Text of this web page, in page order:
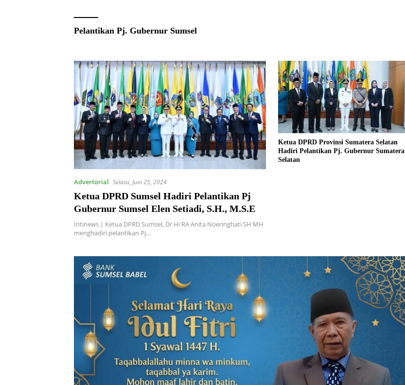
Pelantikan Pj. Gubernur Sumsel
Advertorial Selasa, Juni 25, 2024
Ketua DPRD Sumsel Hadiri Pelantikan Pj
Gubernur Sumsel Elen Setiadi, S.H., M.S.E
Intinews | Ketua DPRD Sumsel, Dr Hi RA Anita Noeringhati SH MH
menghadiri pelantikan Pj…
Ketua DPRD Provinsi Sumatera Selatan
Hadiri Pelantikan Pj. Gubernur Sumatera
Selatan